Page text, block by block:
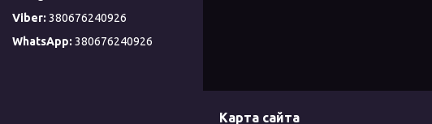
380676240926
380676240926
Карта сайта